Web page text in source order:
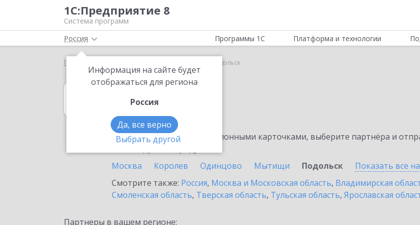
1С:Предприятие 8
Система программ
Россия
Информация на сайте будет
отображаться для региона
Россия
Да, все верно
Выбрать другой
Программы 1С Платформа и технологии
Главная Подольск
1С:MDM КОРП
в Подольске
Ознакомьтесь с информационными карточками, выберите партнёра и
Москва
Королев Одинцово Мытищи Подольск Показать все
Смотрите также: Россия, Москва и Московская область, Владимирская
Смоленская область, Тверская область, Тульская область, Ярославская
Партнеры в вашем регионе: